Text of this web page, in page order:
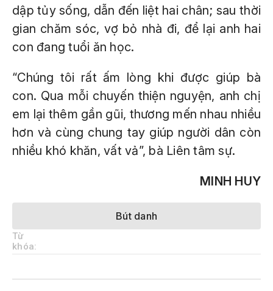
dập tủy sống, dẫn đến liệt hai chân; sau thời
gian chăm sóc, vợ bỏ nhà đi, để lại anh hai
con đang tuổi ăn học.
“Chúng tôi rất ấm lòng khi được giúp bà
con. Qua mỗi chuyến thiện nguyện, anh chị
em lại thêm gần gũi, thương mến nhau nhiều
hơn và cùng chung tay giúp người dân còn
nhiều khó khăn, vất vả”, bà Liên tâm sự.
MINH HUY
Bút danh
Từ
khóa: